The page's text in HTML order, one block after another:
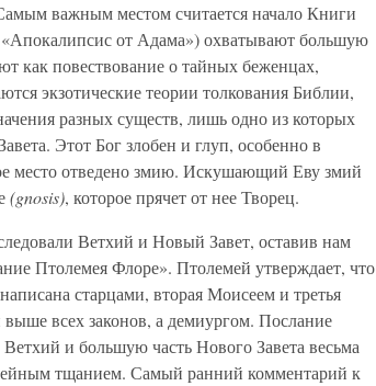
важным местом считается начало Книги
от Адама») охватывают большую
как повествование о тайных беженцах,
экзотические теории толкования Библии,
разных существ, лишь одно из которых
Этот Бог злобен и глуп, особенно в
место отведено змию. Искушающий Еву змий
(gnosis), которое прячет от нее Творец.
Ветхий и Новый Завет, оставив нам
Птолемея Флоре». Птолемей утверждает, что
старцами, вторая Моисеем и третья
всех законов, а демиургом. Послание
и большую часть Нового Завета весьма
тщанием. Самый ранний комментарий к